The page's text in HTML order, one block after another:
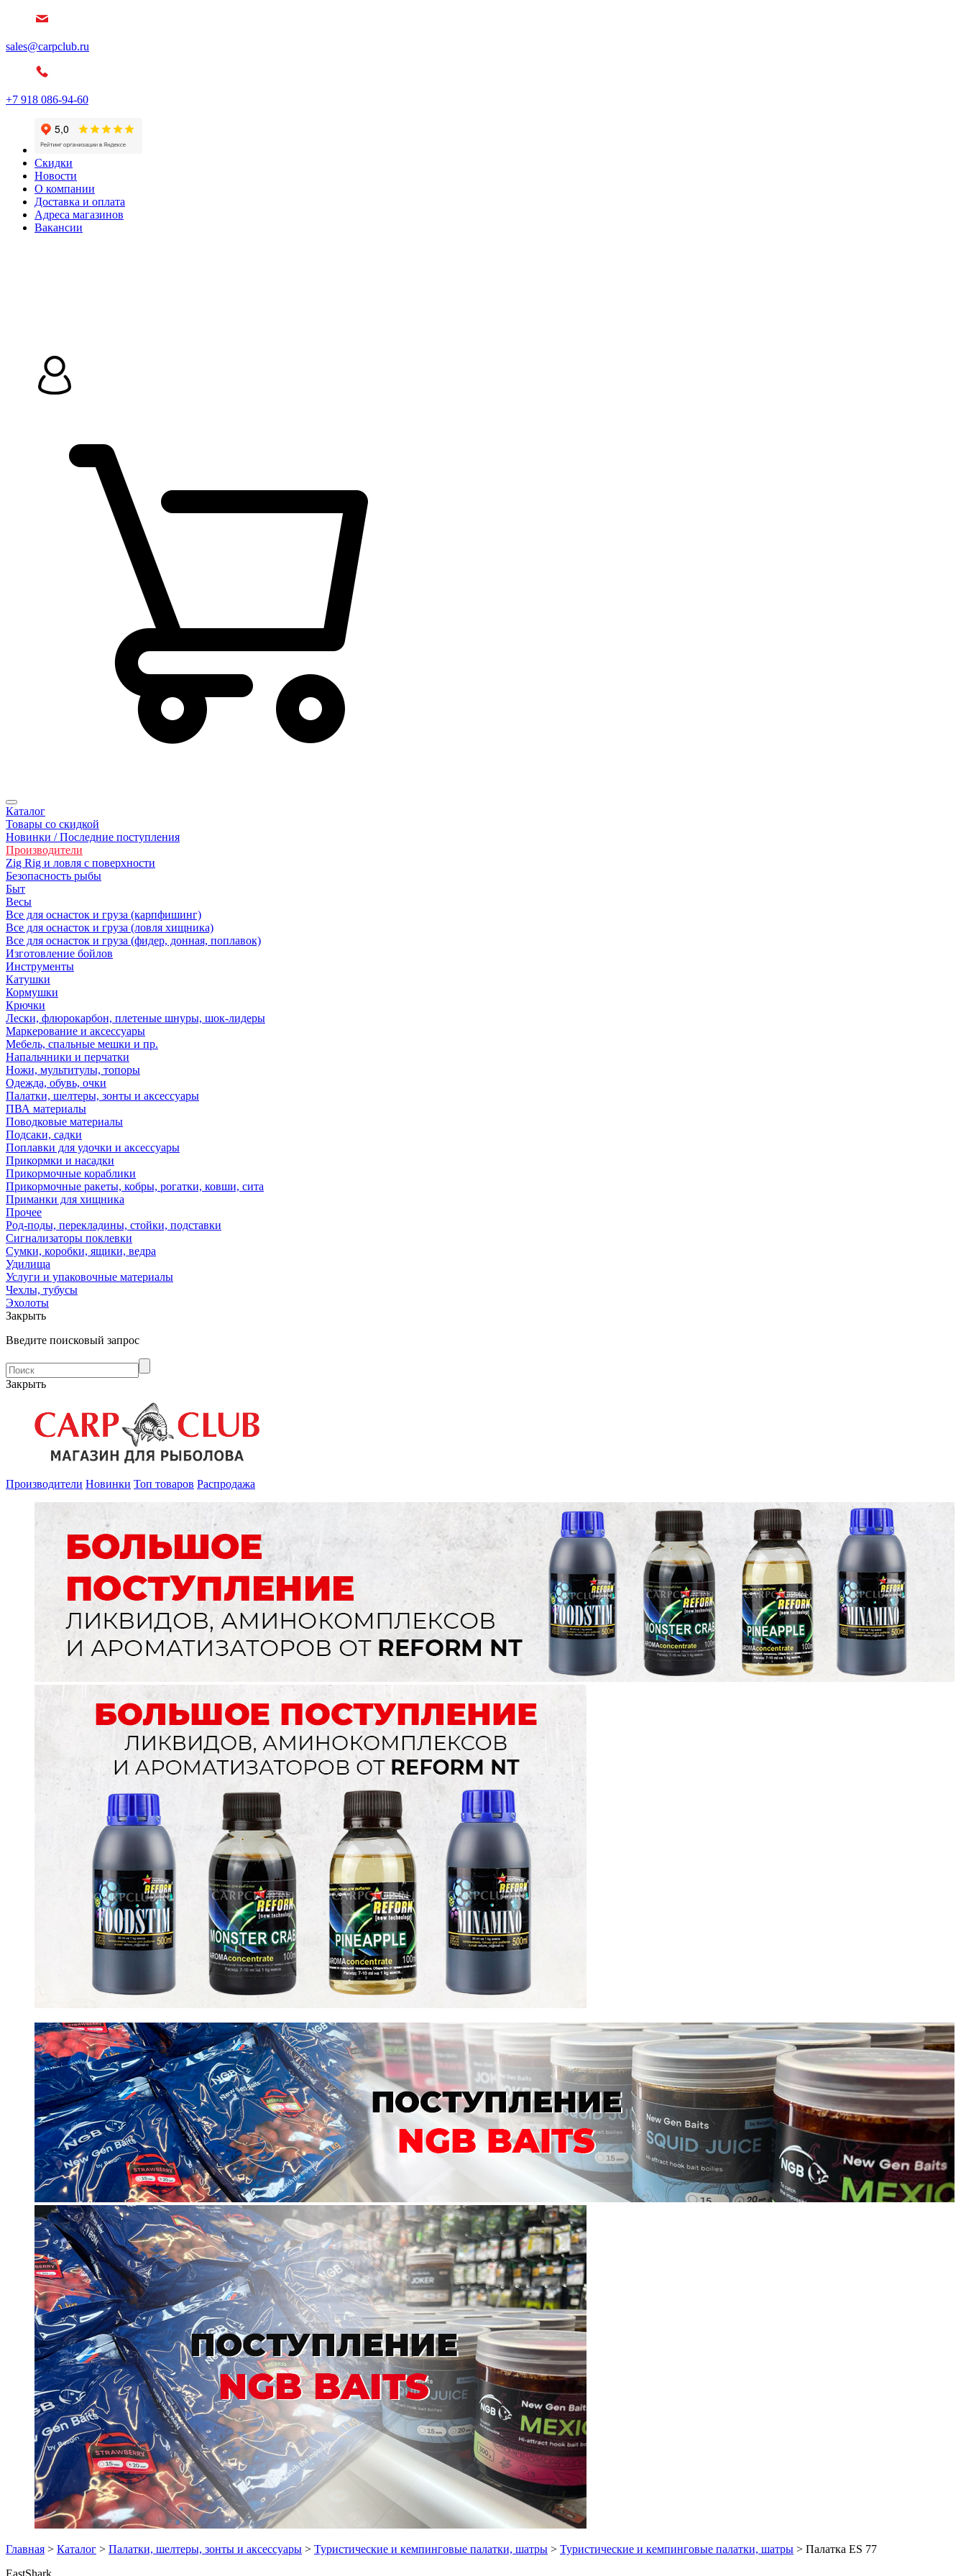
sales@carpclub.ru
+7 918 086-94-60
Скидки
Новости
О компании
Доставка и оплата
Адреса магазинов
Вакансии
Каталог
Товары со скидкой
Новинки / Последние поступления
Производители
Zig Rig и ловля с поверхности
Безoпасность рыбы
Быт
Весы
Все для оснасток и груза (карпфишинг)
Все для оснасток и груза (ловля хищника)
Все для оснасток и груза (фидер, донная, поплавок)
Изготовление бойлов
Инструменты
Катушки
Кормушки
Крючки
Лески, флюрокарбон, плетеные шнуры, шок-лидеры
Маркерование и аксессуары
Мебель, спальные мешки и пр.
Напальчники и перчатки
Ножи, мультитулы, топоры
Одежда, обувь, очки
Палатки, шелтеры, зонты и аксессуары
ПВА материалы
Поводковые материалы
Подсаки, садки
Поплавки для удочки и аксессуары
Прикормки и насадки
Прикормочные кораблики
Прикормочные ракеты, кобры, рогатки, ковши, сита
Приманки для хищника
Прочее
Род-поды, перекладины, стойки, подставки
Сигнализаторы поклевки
Сумки, коробки, ящики, ведра
Удилища
Услуги и упаковочные материалы
Чехлы, тубусы
Эхолоты
Закрыть
Введите поисковый запрос
Закрыть
Производители Новинки Топ товаров Распродажа
Главная > Каталог > Палатки, шелтеры, зонты и аксессуары > Туристические и кемпинговые палатки, шатры > Туристические и кемпинговые палатки, шатры > Палатка ES 77
EastShark